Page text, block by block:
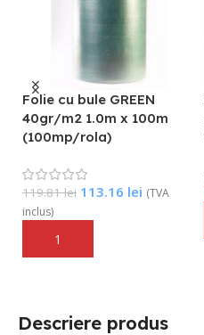
Descriere produs
Folie cu bule GREEN
40gr/m2 1.0m x 100m
(100mp/rola)
119.81lei 113.16 lei (TVA
inclus)
Adaugă În Coș